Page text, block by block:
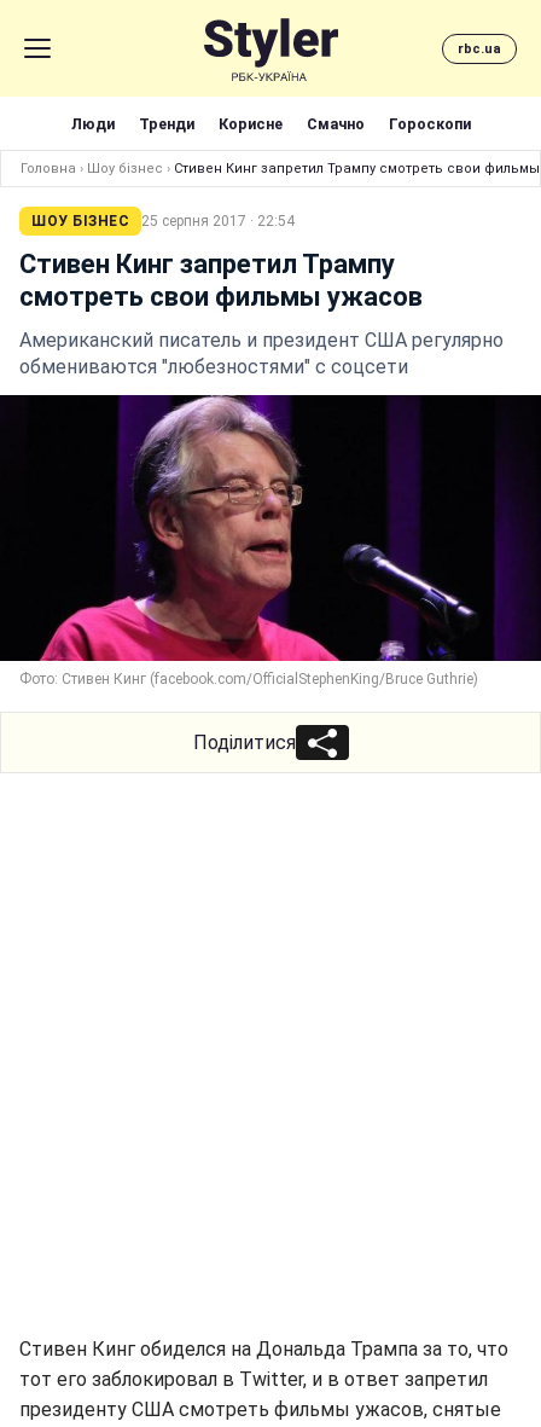
rbc.ua
Люди Тренди Корисне Смачно Гороскопи
Головна › Шоу бізнес › Стивен Кинг запретил Трампу смотреть свои
ШОУ БІЗНЕС 25 серпня 2017 · 22:54
Стивен Кинг запретил Трампу
смотреть свои фильмы ужасов
Американский писатель и президент США регулярно
обмениваются "любезностями" с соцсети
Фото: Стивен Кинг (facebook.com/OfficialStephenKing/Bruce Guthrie)
Поділитися
Стивен Кинг обиделся на Дональда Трампа за то, что
тот его заблокировал в Twitter, и в ответ запретил
президенту США смотреть фильмы ужасов, снятые